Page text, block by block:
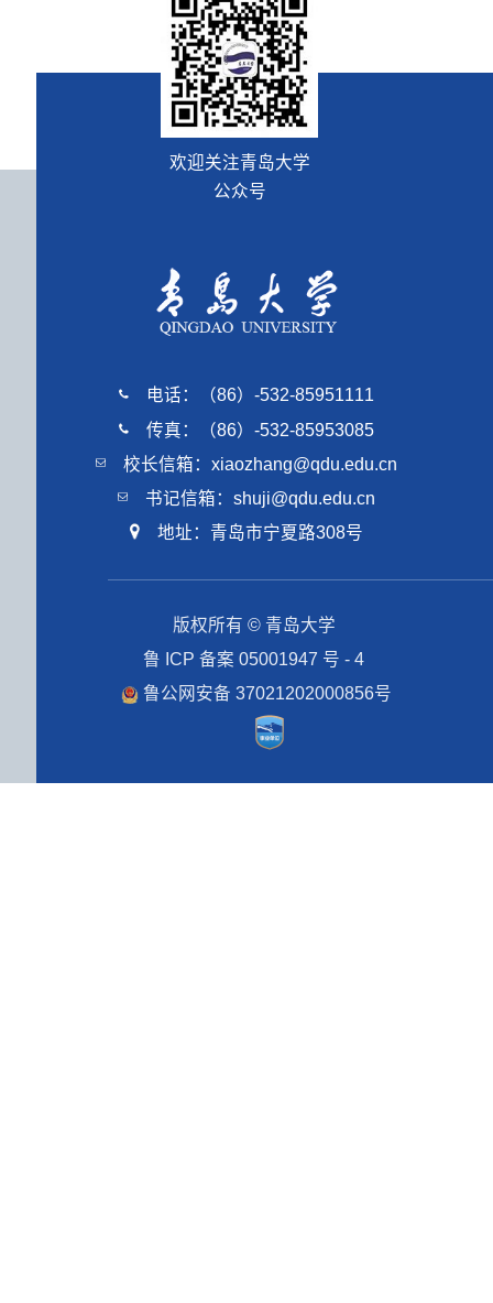
欢迎关注青岛大学
公众号
电话：（86）-532-85951111
传真：（86）-532-85953085
校长信箱：xiaozhang@qdu.edu.cn
书记信箱：shuji@qdu.edu.cn
地址：青岛市宁夏路308号
版权所有 © 青岛大学
鲁 ICP 备案 05001947 号 - 4
鲁公网安备 37021202000856号